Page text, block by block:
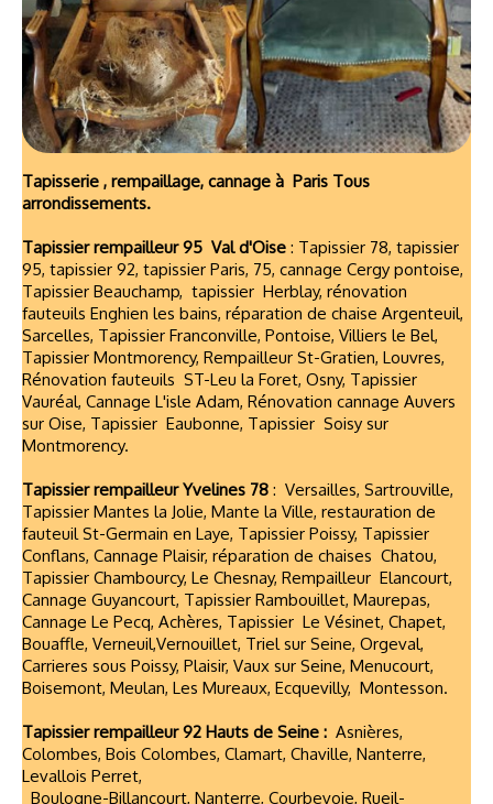
Tapisserie , rempaillage, cannage à Paris Tous
arrondissements.
Tapissier rempailleur 95 Val d'Oise : Tapissier 78, tapissier
95, tapissier 92, tapissier Paris, 75, cannage Cergy pontoise,
Tapissier Beauchamp, tapissier Herblay, rénovation
fauteuils Enghien les bains, réparation de chaise Argenteuil,
Sarcelles, Tapissier Franconville, Pontoise, Villiers le Bel,
Tapissier Montmorency, Rempailleur St-Gratien, Louvres,
Rénovation fauteuils ST-Leu la Foret, Osny, Tapissier
Vauréal, Cannage L'isle Adam, Rénovation cannage Auvers
sur Oise, Tapissier Eaubonne, Tapissier Soisy sur
Montmorency.
Tapissier rempailleur Yvelines 78 : Versailles, Sartrouville,
Tapissier Mantes la Jolie, Mante la Ville, restauration de
fauteuil St-Germain en Laye, Tapissier Poissy, Tapissier
Conflans, Cannage Plaisir, réparation de chaises Chatou,
Tapissier Chambourcy, Le Chesnay, Rempailleur Elancourt,
Cannage Guyancourt, Tapissier Rambouillet, Maurepas,
Cannage Le Pecq, Achères, Tapissier Le Vésinet, Chapet,
Bouaffle, Verneuil,Vernouillet, Triel sur Seine, Orgeval,
Carrieres sous Poissy, Plaisir, Vaux sur Seine, Menucourt,
Boisemont, Meulan, Les Mureaux, Ecquevilly, Montesson.
Tapissier rempailleur 92 Hauts de Seine : Asnières,
Colombes, Bois Colombes, Clamart, Chaville, Nanterre,
Levallois Perret,
Boulogne-Billancourt, Nanterre, Courbevoie, Rueil-